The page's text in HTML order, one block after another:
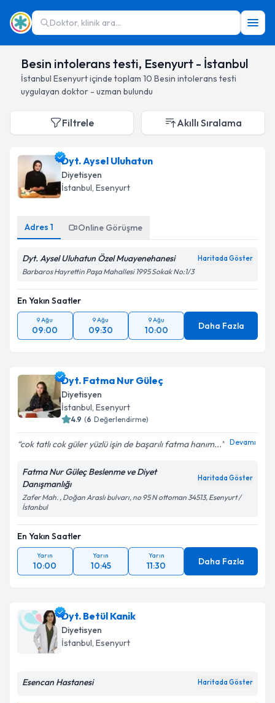
Doktor, klinik ara...
Besin intolerans testi, Esenyurt - İstanbul
İstanbul Esenyurtiçinde toplam 10 Besin intolerans testi
uygulayan doktor - uzman bulundu
Filtrele Akıllı Sıralama
Dyt. Aysel Uluhatun
Diyetisyen
İstanbul, Esenyurt
Adres 1 Online Görüşme
Dyt. Aysel Uluhatun Özel Muayenehanesi Haritada Göster
Barbaros Hayrettin Paşa Mahallesi 1995 Sokak No:1/3
En Yakın Saatler
9 Ağu
09:00
9 Ağu
09:30
9 Ağu
10:00 Daha Fazla
Dyt. Fatma Nur Güleç
Diyetisyen
İstanbul, Esenyurt
4.9 (6 Değerlendirme)
cok tatlı cok güler yüzlü işin de başarılı fatma hanım... Devamı
Fatma Nur Güleç Beslenme ve Diyet
Danışmanlığı
Haritada Göster
Zafer Mah. , Doğan Araslı bulvarı, no 95 N ottoman 34513, Esenyurt /
İstanbul
En Yakın Saatler
Yarın
10:00
Yarın
10:45
Yarın
11:30 Daha Fazla
Dyt. Betül Kanik
Diyetisyen
İstanbul, Esenyurt
Esencan Hastanesi Haritada Göster